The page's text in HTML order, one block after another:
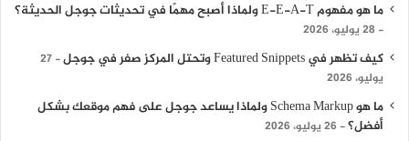
ما هو مفهوم E-E-A-T ولماذا أصبح مهمًا في تحديثات جوجل الحديثة؟
28 يوليو، 2026
كيف تظهر في Featured Snippets وتحتل المركز صفر في جوجل
27
يوليو، 2026
ما هو Schema Markup ولماذا يساعد جوجل على فهم موقعك بشكل
أفضل؟
26 يوليو، 2026